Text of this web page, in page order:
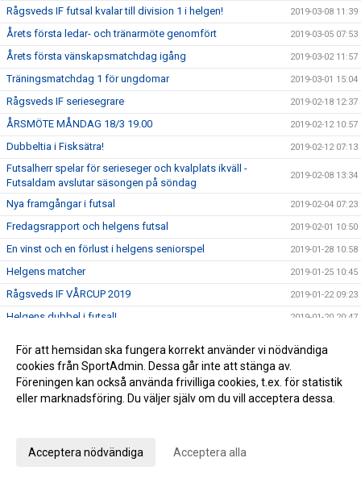
Rågsveds IF futsal kvalar till division 1 i helgen! 2019-03-08 11:39
Årets första ledar- och tränarmöte genomfört 2019-03-05 07:53
Årets första vänskapsmatchdag igång 2019-03-02 11:57
Träningsmatchdag 1 för ungdomar 2019-03-01 15:04
Rågsveds IF seriesegrare 2019-02-18 12:37
ÅRSMÖTE MÅNDAG 18/3 19.00 2019-02-12 10:57
Dubbeltia i Fisksätra! 2019-02-12 07:13
Futsalherr spelar för serieseger och kvalplats ikväll -
Futsaldam avslutar säsongen på söndag
2019-02-08 13:34
Nya framgångar i futsal 2019-02-04 07:23
Fredagsrapport och helgens futsal 2019-02-01 10:50
En vinst och en förlust i helgens seniorspel 2019-01-28 10:58
Helgens matcher 2019-01-25 10:45
Rågsveds IF VÅRCUP 2019 2019-01-22 09:23
Helgens dubbel i futsal! 2019-01-20 20:47
Läsning om vår rörelseprofil samt info om helgen
Vinst i seriefinal för herrfutsal och rapport från jullovet 2019-01-07 08:54
Julhälsning från kansliet!
För att hemsidan ska fungera korrekt använder vi nödvändiga
cookies från SportAdmin. Dessa går inte att stänga av.
Föreningen kan också använda frivilliga cookies, t.ex. för statistik
eller marknadsföring. Du väljer själv om du vill acceptera dessa.
Acceptera nödvändiga Acceptera alla